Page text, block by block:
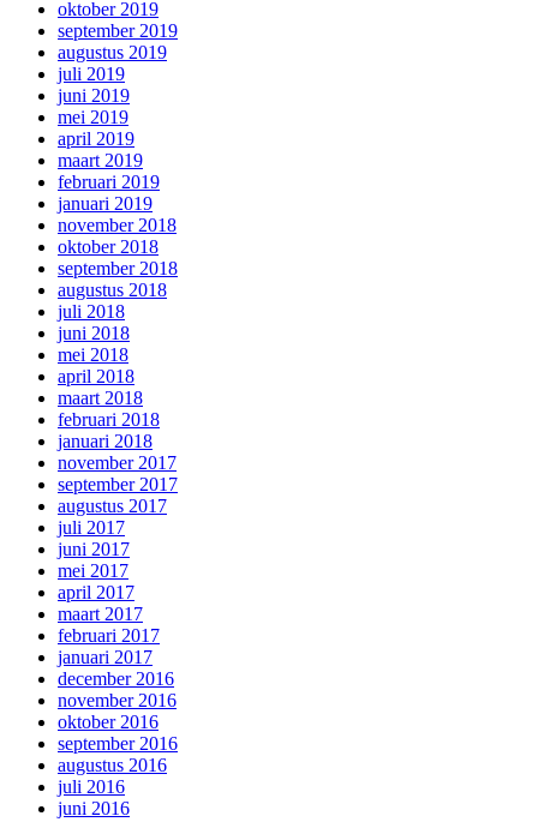
oktober 2019
september 2019
augustus 2019
juli 2019
juni 2019
mei 2019
april 2019
maart 2019
februari 2019
januari 2019
november 2018
oktober 2018
september 2018
augustus 2018
juli 2018
juni 2018
mei 2018
april 2018
maart 2018
februari 2018
januari 2018
november 2017
september 2017
augustus 2017
juli 2017
juni 2017
mei 2017
april 2017
maart 2017
februari 2017
januari 2017
december 2016
november 2016
oktober 2016
september 2016
augustus 2016
juli 2016
juni 2016